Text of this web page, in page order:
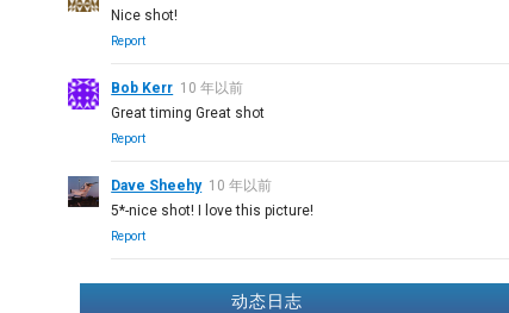
Nice shot!
Report
Bob Kerr 10 年以前
Great timing Great shot
Report
Dave Sheehy 10 年以前
5*-nice shot! I love this picture!
Report
动态日志